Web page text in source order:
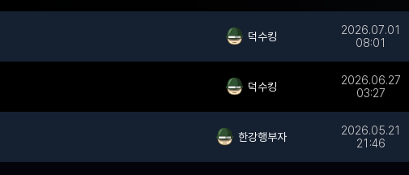
덕수킹
2026.07.01
08:01
덕수킹
2026.06.27
03:27
한강행부자
2026.05.21
21:46